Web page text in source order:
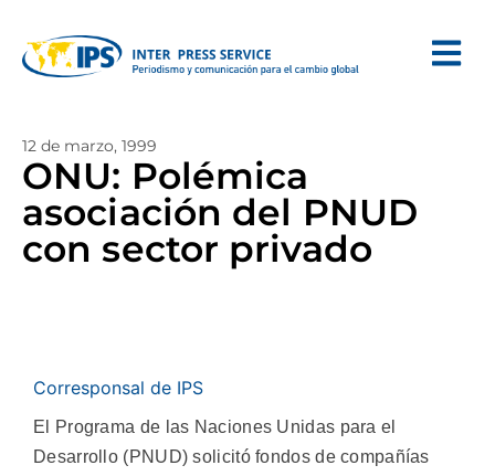
12 de marzo, 1999
ONU: Polémica
asociación del PNUD
con sector privado
Corresponsal de IPS
El Programa de las Naciones Unidas para el
Desarrollo (PNUD) solicitó fondos de compañías